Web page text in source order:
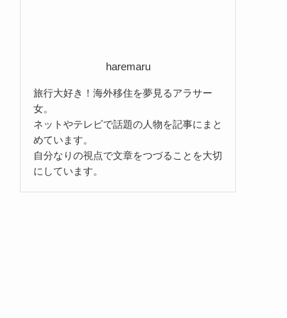
haremaru
旅行大好き！海外移住を夢見るアラサー
女。
ネットやテレビで話題の人物を記事にまと
めています。
自分なりの視点で文章をつづることを大切
にしています。